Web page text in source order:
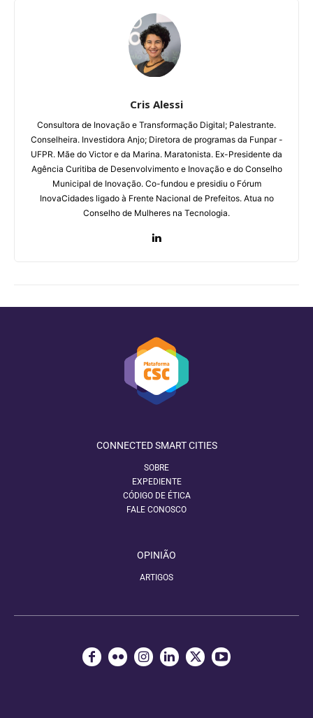
Cris Alessi
Consultora de Inovação e Transformação Digital; Palestrante.
Conselheira. Investidora Anjo; Diretora de programas da Funpar -
UFPR. Mãe do Victor e da Marina. Maratonista. Ex-Presidente da
Agência Curitiba de Desenvolvimento e Inovação e do Conselho
Municipal de Inovação. Co-fundou e presidiu o Fórum
InovaCidades ligado à Frente Nacional de Prefeitos. Atua no
Conselho de Mulheres na Tecnologia.
CONNECTED SMART CITIES
SOBRE
EXPEDIENTE
CÓDIGO DE ÉTICA
FALE CONOSCO
OPINIÃO
ARTIGOS